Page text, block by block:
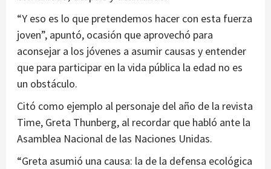
“Y eso es lo que pretendemos hacer con esta fuerza
joven”, apuntó, ocasión que aprovechó para
aconsejar a los jóvenes a asumir causas y entender
que para participar en la vida pública la edad no es
un obstáculo.
Citó como ejemplo al personaje del año de la revista
Time, Greta Thunberg, al recordar que habló ante la
Asamblea Nacional de las Naciones Unidas.
“Greta asumió una causa: la de la defensa ecológica